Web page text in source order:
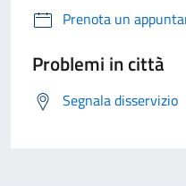
Prenota un
Problemi in città
Segnala disservizio